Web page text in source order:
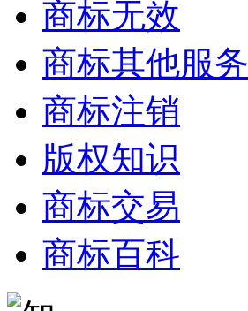
商标无效
商标其他服务
商标注销
版权知识
商标交易
商标百科